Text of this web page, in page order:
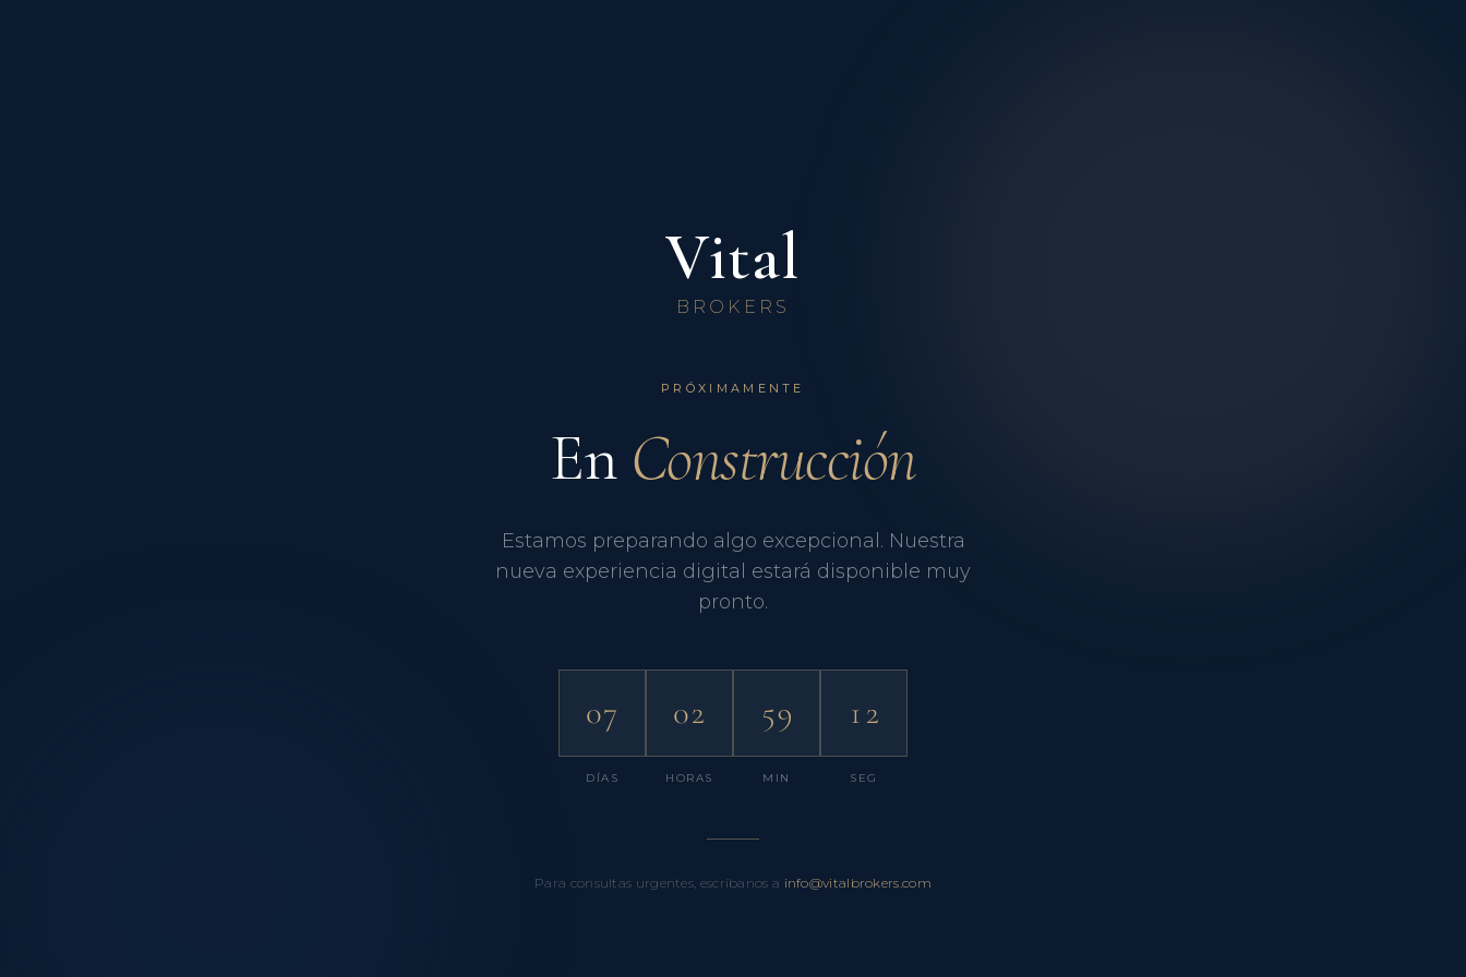
Vital
BROKERS
PRÓXIMAMENTE
En Construcción
Estamos preparando algo excepcional. Nuestra
nueva experiencia digital estará disponible muy
pronto.
07
DÍAS
02
HORAS
59
MIN
12
SEG
Para consultas urgentes, escríbanos a info@vitalbrokers.com